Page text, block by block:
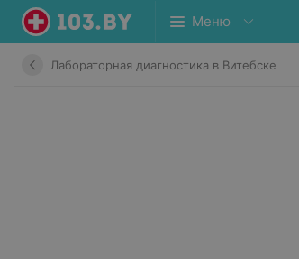
Меню
Лабораторная диагностика в Витебске